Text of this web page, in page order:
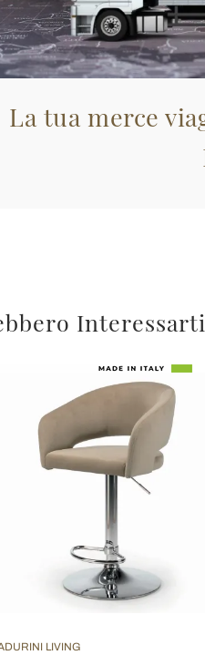
La tua merce
Interessarti
LIVING